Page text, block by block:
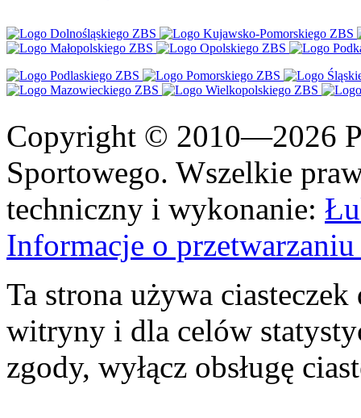
Copyright © 2010—2026
Sportowego. Wszelkie
techniczny i wykonanie:
Informacje o
Ta strona używa
witryny i dla celów
zgody, wyłącz obsługę